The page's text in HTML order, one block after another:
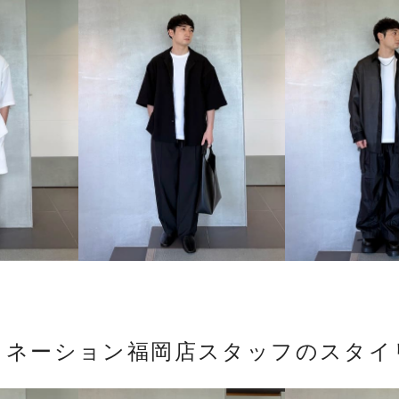
ーション福岡店スタッフのスタ